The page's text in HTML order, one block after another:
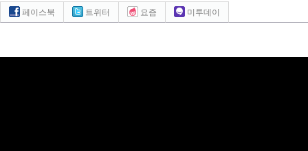
페이스북 트위터 요즘 미투데이